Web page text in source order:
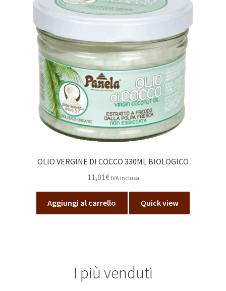
OLIO VERGINE DI COCCO 330ML BIOLOGICO
11,01€ IVA inclusa
Aggiungi al carrello Quick view
I più venduti